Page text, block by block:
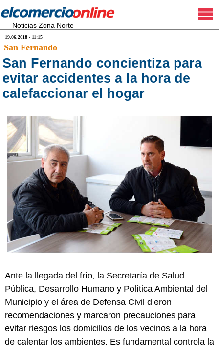
Noticias Zona Norte
19.06.2018 - 11:15
San Fernando
San Fernando concientiza para
evitar accidentes a la hora de
calefaccionar el hogar
Ante la llegada del frío, la Secretaría de Salud
Pública, Desarrollo Humano y Política Ambiental del
Municipio y el área de Defensa Civil dieron
recomendaciones y marcaron precauciones para
evitar riesgos los domicilios de los vecinos a la hora
de calentar los ambientes. Es fundamental controla la